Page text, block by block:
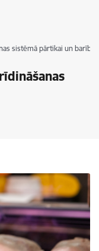
sistēmā pārtikai un barībai